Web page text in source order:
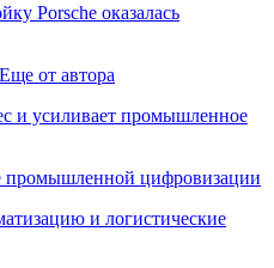
Porsche оказалась
Еще от автора
и усиливает промышленное
промышленной цифровизации
и логистические